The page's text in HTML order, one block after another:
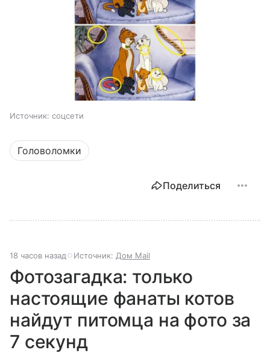
Источник: соцсети
Головоломки
Поделиться
18 часов назад Источник: Дом Mail
Фотозагадка: только
настоящие фанаты котов
найдут питомца на фото за
7 секунд